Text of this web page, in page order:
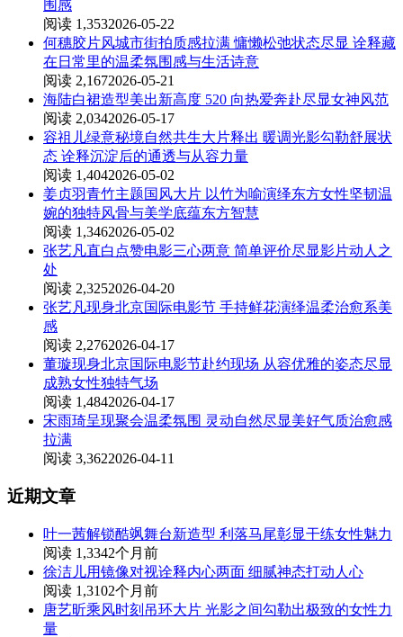
围感
阅读 1,3532026-05-22
何穗胶片风城市街拍质感拉满 慵懒松弛状态尽显 诠释藏
在日常里的温柔氛围感与生活诗意
阅读 2,1672026-05-21
海陆白裙造型美出新高度 520 向热爱奔赴尽显女神风范
阅读 2,0342026-05-17
容祖儿绿意秘境自然共生大片释出 暖调光影勾勒舒展状
态 诠释沉淀后的通透与从容力量
阅读 1,4042026-05-02
姜贞羽青竹主题国风大片 以竹为喻演绎东方女性坚韧温
婉的独特风骨与美学底蕴东方智慧
阅读 1,3462026-05-02
张艺凡直白点赞电影三心两意 简单评价尽显影片动人之
处
阅读 2,3252026-04-20
张艺凡现身北京国际电影节 手持鲜花演绎温柔治愈系美
感
阅读 2,2762026-04-17
董璇现身北京国际电影节赴约现场 从容优雅的姿态尽显
成熟女性独特气场
阅读 1,4842026-04-17
宋雨琦呈现聚会温柔氛围 灵动自然尽显美好气质治愈感
拉满
阅读 3,3622026-04-11
近期文章
叶一茜解锁酷飒舞台新造型 利落马尾彰显干练女性魅力
阅读 1,3342个月前
徐洁儿用镜像对视诠释内心两面 细腻神态打动人心
阅读 1,3102个月前
唐艺昕乘风时刻吊环大片 光影之间勾勒出极致的女性力
量